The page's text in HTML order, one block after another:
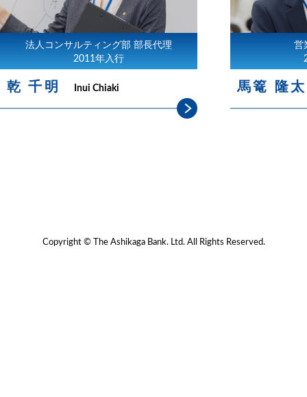
法人コンサルティング部 部長代理
2011年入行
乾 千明 Inui Chiaki
営
馬篭 隆
Copyright © The Ashikaga Bank. Ltd. All Rights Reserved.